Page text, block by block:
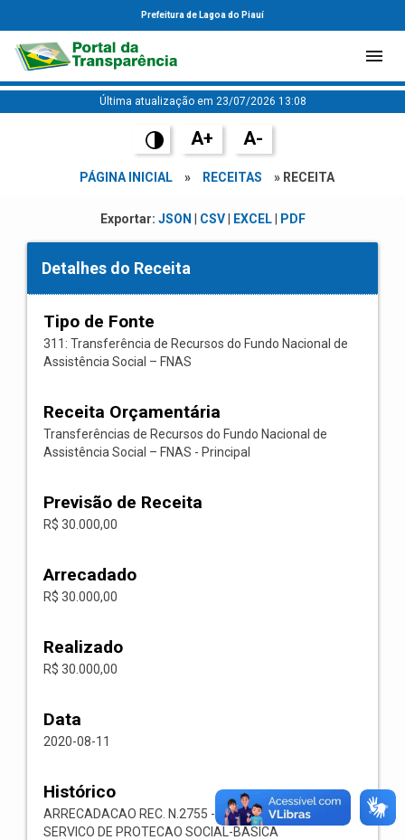
Prefeitura de Lagoa do Piauí
Última atualização em 23/07/2026 13:08
A+ A-
PÁGINA INICIAL » RECEITAS » RECEITA
Exportar: JSON CSV| EXCEL| PDF
Detalhes do Receita
Tipo de Fonte
311: Transferência de Recursos do Fundo Nacional de
Assistência Social – FNAS
Receita Orçamentária
Transferências de Recursos do Fundo Nacional de
Assistência Social – FNAS - Principal
Previsão de Receita
R$ 30.000,00
Arrecadado
R$ 30.000,00
Realizado
R$ 30.000,00
Data
2020-08-11
Histórico
ARRECADACAO REC. N.2755 -- 1718.04.1.1.02-FNAS-
SERVICO DE PROTECAO SOCIAL-BASICA